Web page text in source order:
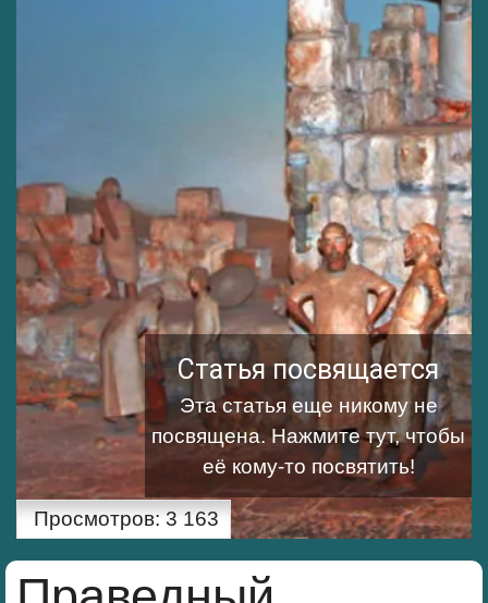
Статья посвящается
Эта статья еще никому не
посвящена.Нажмите тут, чтобы
её кому-то посвятить!
Просмотров: 3 163